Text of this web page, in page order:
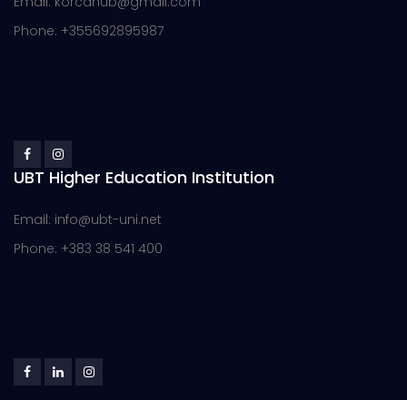
Phone: +355692895987
UBT Higher Education Institution
Email: info@ubt-uni.net
Phone: +383 38 541 400